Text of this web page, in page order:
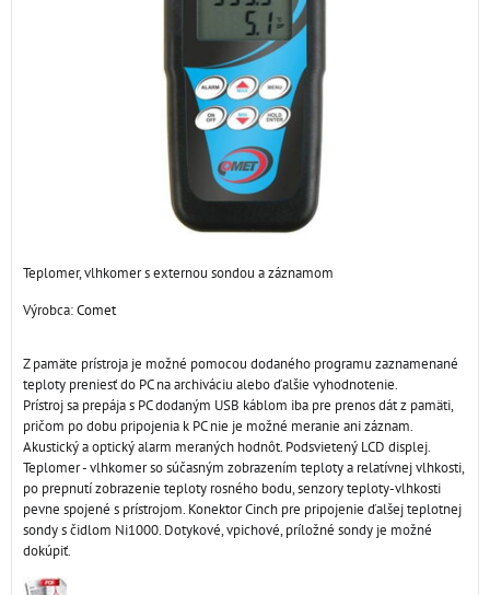
Teplomer, vlhkomer s externou sondou a záznamom
Výrobca:Comet
Z pamäte prístroja je možné pomocou dodaného programu zaznamenané
teploty preniesť do PC na archiváciu alebo ďalšie vyhodnotenie.
Prístroj sa prepája s PC dodaným USB káblom iba pre prenos dát z pamäti,
pričom po dobu pripojenia k PC nie je možné meranie ani záznam.
Akustický a optický alarm meraných hodnôt. Podsvietený LCD displej.
Teplomer - vlhkomer so súčasným zobrazením teploty a relatívnej vlhkosti,
po prepnutí zobrazenie teploty rosného bodu, senzory teploty-vlhkosti
pevne spojené s prístrojom. Konektor Cinch pre pripojenie ďalšej teplotnej
sondy s čidlom Ni1000. Dotykové, vpichové, príložné sondy je možné
dokúpiť.